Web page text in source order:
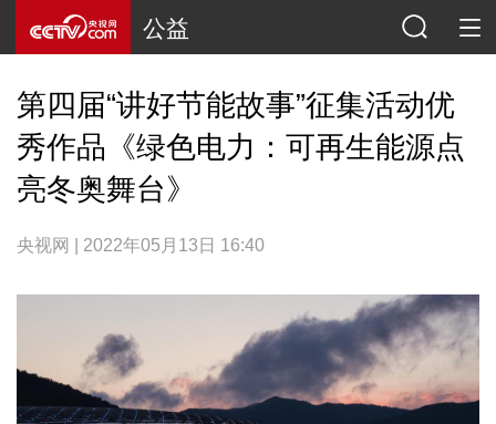
公益
第四届“讲好节能故事”征集活动优
秀作品《绿色电力：可再生能源点
亮冬奥舞台》
央视网 | 2022年05月13日 16:40